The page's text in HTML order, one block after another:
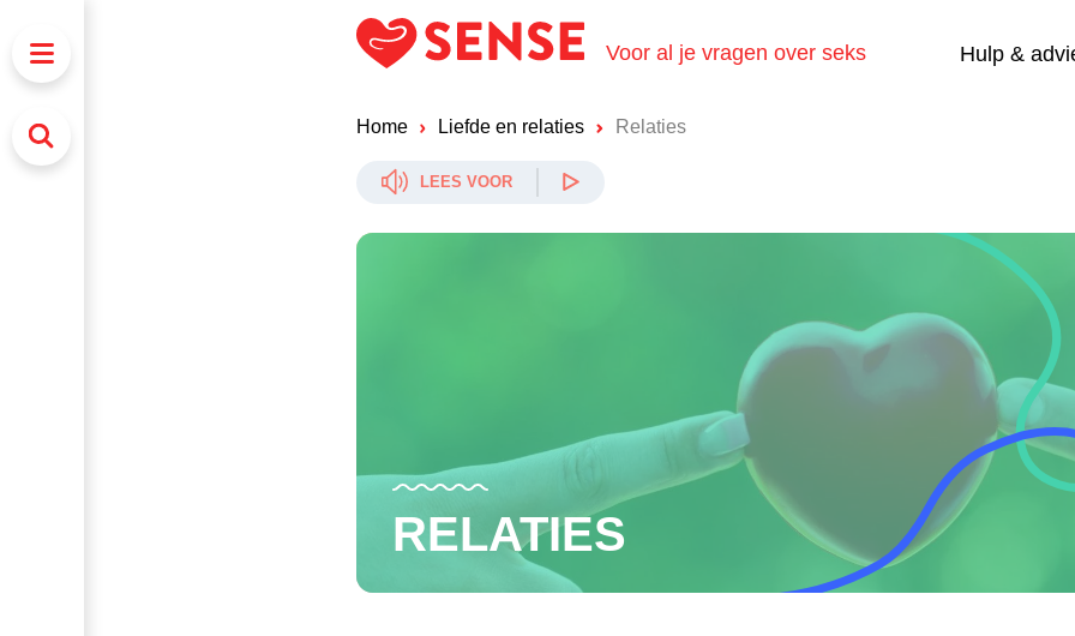
Voor al je vragen over seks Hulp &
Home Liefde en relaties Relaties
LEES VOOR
RELATIES